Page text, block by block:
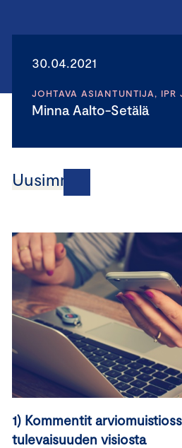
30.04.2021
JOHTAVA ASIANTUNTIJA, IPR
Minna Aalto-Setälä
Uusimmat
1) Kommentit
tulevaisuuden visiosta